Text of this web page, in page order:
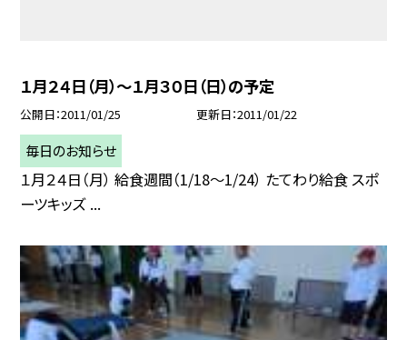
１月２４日（月）〜１月３０日（日）の予定
公開日 2011/01/25 更新日 2011/01/22
毎日のお知らせ
１月２４日（月） 給食週間（1/18〜1/24） たてわり給食 スポ
ーツキッズ ...